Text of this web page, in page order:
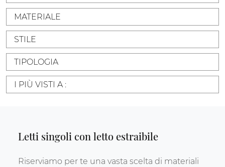
MATERIALE
STILE
TIPOLOGIA
I PIÙ VISTI A :
Letti singoli con letto estraibile
Riserviamo per te una vasta scelta di materiali